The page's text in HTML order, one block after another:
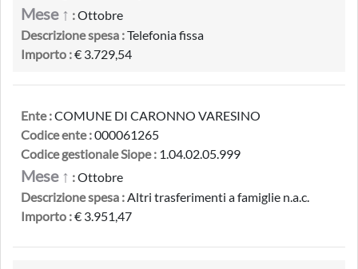
Mese ↑ :Ottobre
Descrizione spesa :Telefonia fissa
Importo :€ 3.729,54
Ente :COMUNE DI CARONNO VARESINO
Codice ente :000061265
Codice gestionale Siope : 1.04.02.05.999
Mese ↑ :Ottobre
Descrizione spesa :Altri trasferimenti a famiglie n.a.c.
Importo :€ 3.951,47